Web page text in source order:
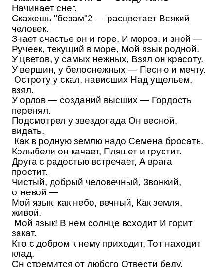
Начинает снег.
Скажешь "безам"2 — расцветает Всякий
человек.
Знает счастье он и горе, И мороз, и зной —
Ручеек, текущий в море, Мой язык родной.
У цветов, у самых нежных, Взял он красоту.
У вершин, у белоснежных — Песню и мечту.
Остроту у скал, нависших Над ущельем,
взял.
У орлов — созданий высших — Гордость
перенял.
Подсмотрел у звездопада Он весной,
видать,
Как в родную землю надо Семена бросать.
Колыбели он качает, Пляшет и грустит.
Друга с радостью встречает, А врага
простит.
Чистый, добрый человечный, Звонкий,
огневой —
Мой язык, как небо, вечный, Как земля,
живой.
Мой язык! В нем солнце всходит И горит
закат.
Кто с добром к нему приходит, Тот находит
клад.
Он стремится от любого Отвести беду.